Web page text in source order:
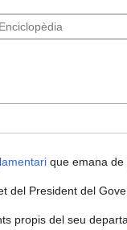
que emana de
del President del
propis del seu